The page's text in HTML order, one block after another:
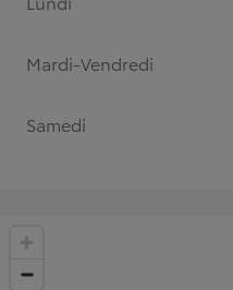
Mardi-Vendredi
Samedi